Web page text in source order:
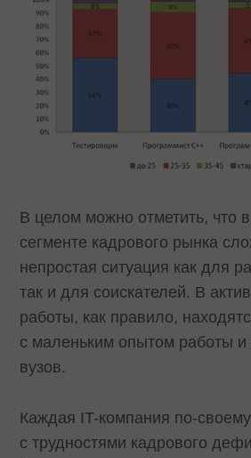
В целом можно отметить, что
сегменте кадрового рынка
непростая ситуация как для
так и для соискателей. В
работы, как правило,
с маленьким опытом работы и
вузов.
Каждая IT-компания по-
с трудностями кадрового